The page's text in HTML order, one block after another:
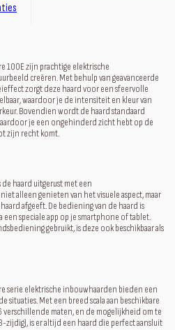
100E zijn prachtige elektrische
creëren. Met behulp van geavanceerde
zorgt deze haard voor een sfeervolle
waardoor je de intensiteit en kleur van
Bovendien wordt de haard standaard
je een ongehinderd zicht hebt op de
zijn recht komt.
haard uitgerust met een
alleen genieten van het visuele aspect, maar
afgeeft. De bediening van de haard is
speciale app op je smartphone of tablet.
gebruikt, is deze ook beschikbaar als
serie elektrische inbouwhaarden bieden een
Met een breed scala aan beschikbare
verschillende maten, en de mogelijkheid om te
is er altijd een haard die perfect aansluit